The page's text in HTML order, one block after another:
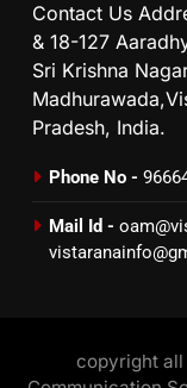
Contact Us
& 18-127
Sri Krishna
Pradesh, India.
Phone No -
Mail Id -
copyright